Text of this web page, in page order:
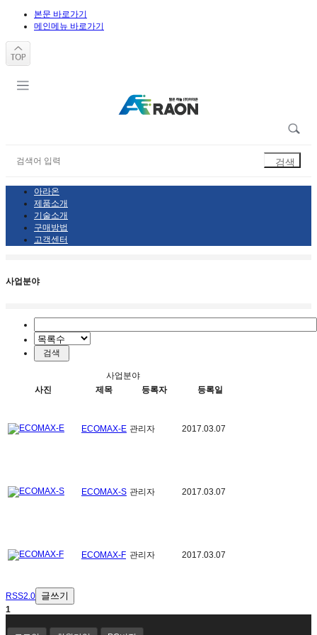
본문 바로가기
메인메뉴 바로가기
아라온
제품소개
기술소개
구매방법
고객센터
사업분야
사업분야
사진
제목 등록자 등록일
ECOMAX-E 관리자 2017.03.07
ECOMAX-S 관리자 2017.03.07
ECOMAX-F 관리자 2017.03.07
RSS2.0 글쓰기
1